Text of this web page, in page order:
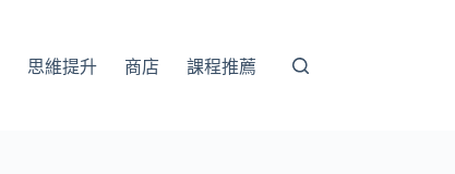
思維提升 商店 課程推薦